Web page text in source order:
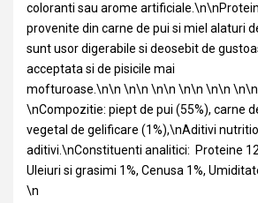
coloranti sau arome
provenite din carne de pui si miel alaturi
sunt usor digerabile si deosebit de
acceptata si de pisicile mai
mofturoase.\n\n \n\n \n\n \n\n \n\n
\nCompozitie: piept de pui (55%), carne
vegetal de gelificare (1%),\nAditivi
aditivi.\nConstituenti analitici: Proteine
Uleiuri si grasimi 1%, Cenusa 1%,
\n